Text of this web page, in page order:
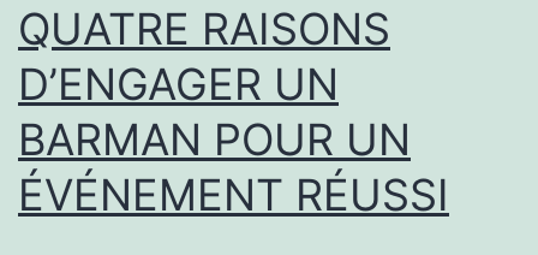
à
Lyon
?
QUATRE RAISONS
D’ENGAGER UN
BARMAN POUR UN
ÉVÉNEMENT RÉUSSI